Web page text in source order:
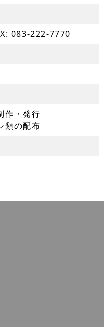
083-222-7770
作・発行
類の配布